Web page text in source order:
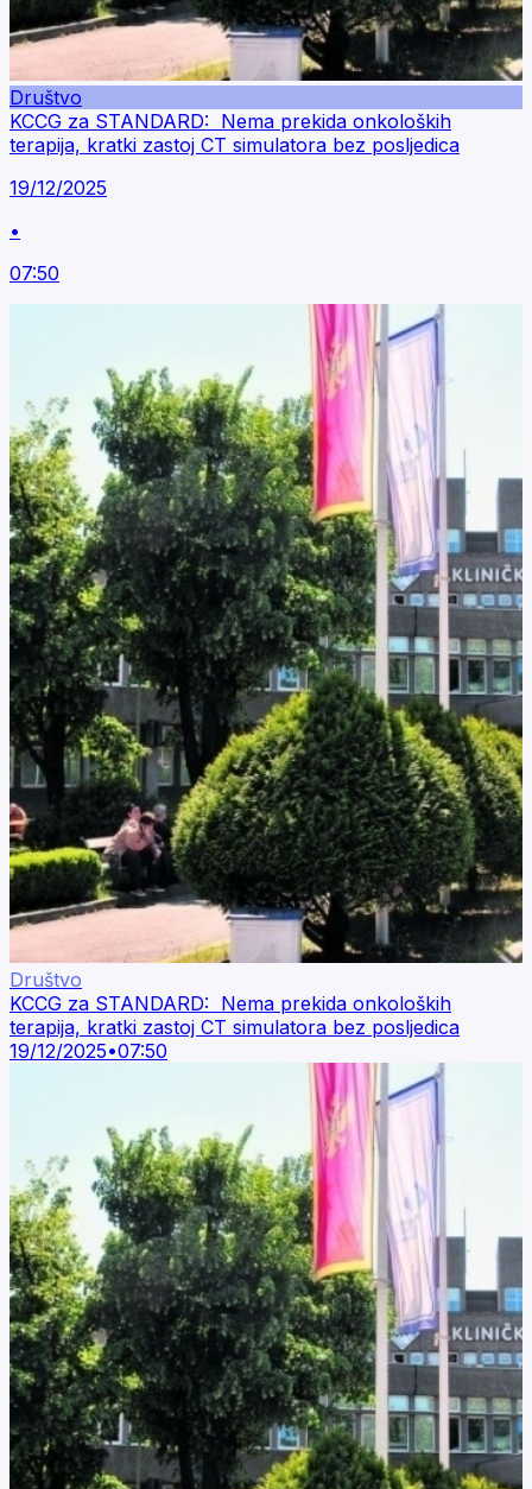
Društvo
KCCG za STANDARD: Nema prekida onkoloških
terapija, kratki zastoj CT simulatora bez posljedica
19/12/2025
•
07:50
Društvo
KCCG za STANDARD: Nema prekida onkoloških
terapija, kratki zastoj CT simulatora bez posljedica
19/12/2025•07:50